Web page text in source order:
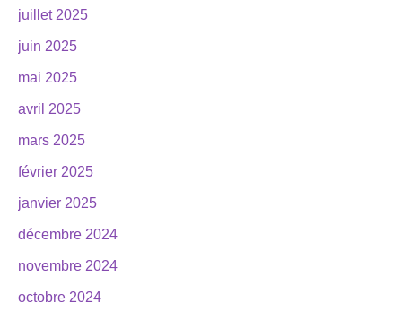
juillet 2025
juin 2025
mai 2025
avril 2025
mars 2025
février 2025
janvier 2025
décembre 2024
novembre 2024
octobre 2024